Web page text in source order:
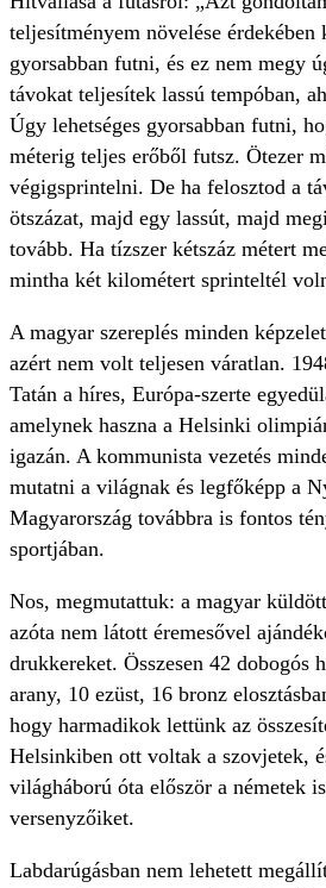
teljesítményem növelése érdekében
gyorsabban futni, és ez nem megy
távokat teljesítek lassú tempóban,
Úgy lehetséges gyorsabban futni,
méterig teljes erőből futsz. Ötezer
végigsprintelni. De ha felosztod a
ötszázat, majd egy lassút, majd
tovább. Ha tízszer kétszáz métert
mintha két kilométert sprinteltél
A magyar szereplés minden
azért nem volt teljesen váratlan.
Tatán a híres, Európa-szerte
amelynek haszna a Helsinki
igazán. A kommunista vezetés
mutatni a világnak és legfőképp a
Magyarország továbbra is fontos
sportjában.
Nos, megmutattuk: a magyar
azóta nem látott éremesővel
drukkereket. Összesen 42 dobogós
arany, 10 ezüst, 16 bronz
hogy harmadikok lettünk az
Helsinkiben ott voltak a szovjetek,
világháború óta először a németek
versenyzőiket.
Labdarúgásban nem lehetett